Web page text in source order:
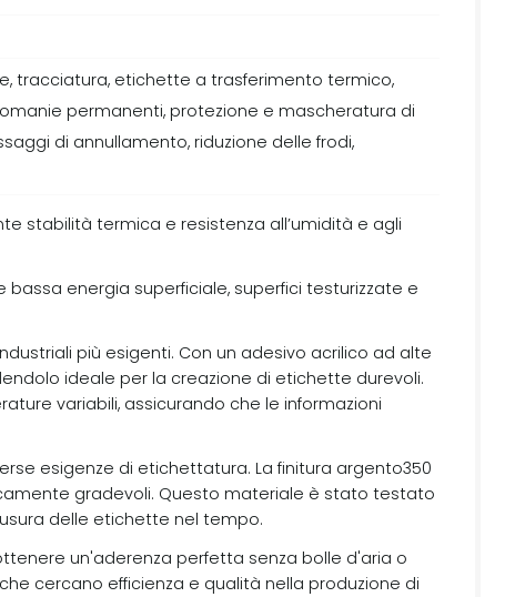
tracciatura, etichette a trasferimento termico,
permanenti, protezione e mascheratura di
di annullamento, riduzione delle frodi,
stabilità termica e resistenza all’umidità e agli
energia superficiale, superfici testurizzate e
più esigenti. Con un adesivo acrilico ad alte
ideale per la creazione di etichette durevoli.
variabili, assicurando che le informazioni
esigenze di etichettatura. La finitura argento350
gradevoli. Questo materiale è stato testato
delle etichette nel tempo.
un'aderenza perfetta senza bolle d'aria o
cercano efficienza e qualità nella produzione di